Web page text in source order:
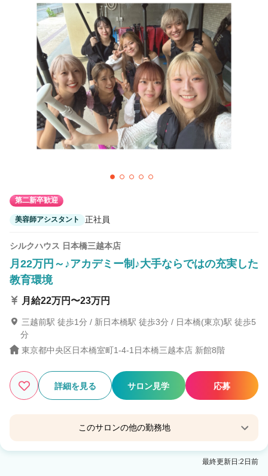
第二新卒歓迎
美容師アシスタント 正社員
シルクハウス 日本橋三越本店
月22万円～♪アカデミー制♪大手ならではの充実した
教育環境
月給22万円〜23万円
三越前駅 徒歩1分 / 新日本橋駅 徒歩3分 / 日本橋(東京)駅 徒歩5
分
東京都中央区日本橋室町1-4-1日本橋三越本店 新館8階
詳細を見る サロン見学 応募
このサロンの他の勤務地
Collet Ginza
最終更新日:2日前